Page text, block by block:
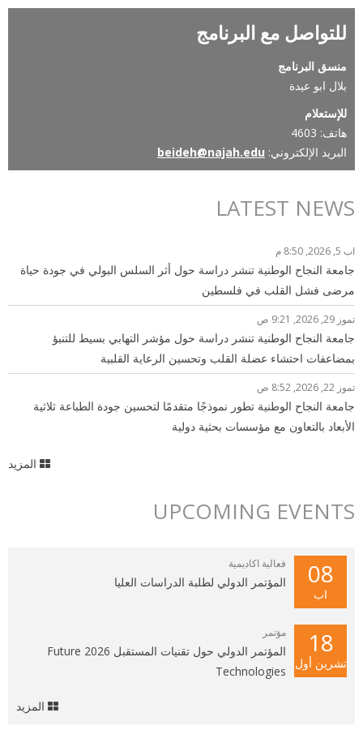
للتواصل مع البرنامج
منسق البرنامج
بلال ابو عيدة
للإستعلام
هاتف: 4603
البريد الإلكتروني: beideh@najah.edu
LATEST NEWS
اب 5, 2026, 8:50 م
جامعة النجاح الوطنية تنشر دراسة حول أثر السلس البولي في جودة حياة
مرضى فشل القلب في فلسطين
تموز 29, 2026, 9:21 ص
جامعة النجاح الوطنية تنشر دراسة حول مؤشر التهابي بسيط للتنبؤ
بمضاعفات احتشاء عضلة القلب وتحسين الرعاية القلبية
تموز 22, 2026, 8:52 ص
جامعة النجاح الوطنية تطور نموذجًا متقدمًا لتحسين جودة الطباعة ثلاثية
الأبعاد بالتعاون مع مؤسسات بحثية دولية
المزيد
UPCOMING EVENTS
08
اب
فعالية اكاديمية
المؤتمر الدولي لطلبة الدراسات العليا
18
تشرين أول
مؤتمر
المؤتمر الدولي حول تقنيات المستقبل 2026 Future
Technologies
المزيد